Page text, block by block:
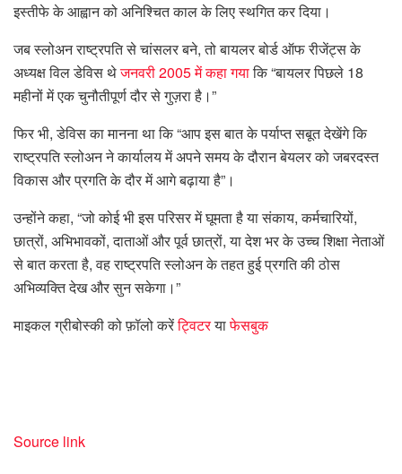
इस्तीफे के आह्वान को अनिश्चित काल के लिए स्थगित कर दिया।
जब स्लोअन राष्ट्रपति से चांसलर बने, तो बायलर बोर्ड ऑफ रीजेंट्स के
अध्यक्ष विल डेविस थेजनवरी 2005 में कहा गयाकि “बायलर पिछले 18
महीनों में एक चुनौतीपूर्ण दौर से गुज़रा है।”
फिर भी, डेविस का मानना ​​​​था कि “आप इस बात के पर्याप्त सबूत देखेंगे कि
राष्ट्रपति स्लोअन ने कार्यालय में अपने समय के दौरान बेयलर को जबरदस्त
विकास और प्रगति के दौर में आगे बढ़ाया है”।
उन्होंने कहा, “जो कोई भी इस परिसर में घूमता है या संकाय, कर्मचारियों,
छात्रों, अभिभावकों, दाताओं और पूर्व छात्रों, या देश भर के उच्च शिक्षा नेताओं
से बात करता है, वह राष्ट्रपति स्लोअन के तहत हुई प्रगति की ठोस
अभिव्यक्ति देख और सुन सकेगा।”
माइकल ग्रीबोस्की को फ़ॉलो करेंट्विटरयाफेसबुक
Source link